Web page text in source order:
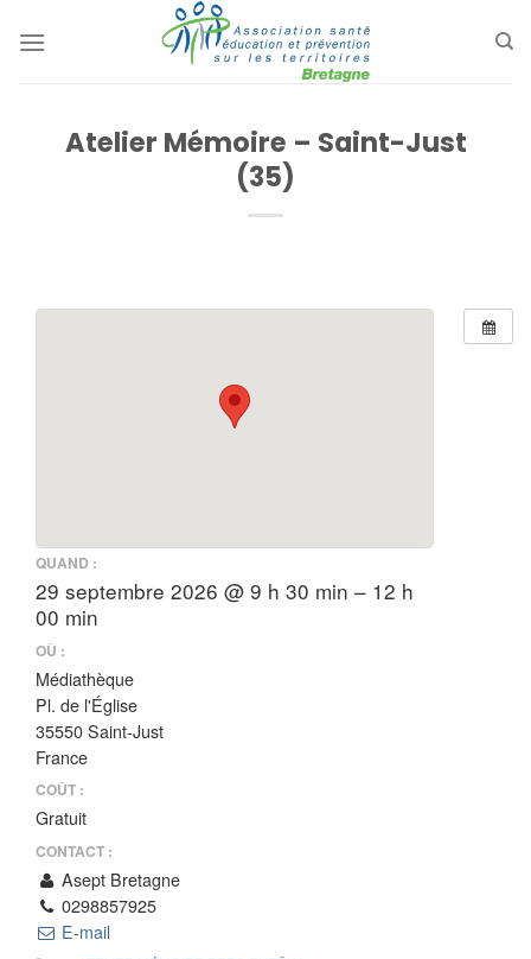
au
Atelier Mémoire – Saint-Just
(35)
QUAND :
29 septembre 2026 @ 9 h 30 min – 12 h
00 min
OÙ :
Médiathèque
Pl. de l'Église
35550 Saint-Just
France
COÛT :
Gratuit
CONTACT :
Asept Bretagne
0298857925
E-mail